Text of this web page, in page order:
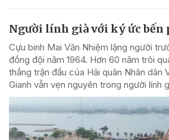
Người lính già với ký ức bến
Cựu binh Mai Văn Nhiệm lặng người
đồng đội năm 1964. Hơn 60 năm trôi
thắng trận đầu của Hải quân Nhân dân
Gianh vẫn vẹn nguyên trong người lính